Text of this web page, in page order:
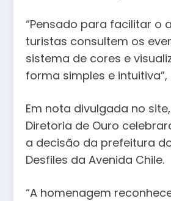
“Pensado para facilitar o
turistas consultem os
sistema de cores e
forma simples e intuitiva”,
Em nota divulgada no
Diretoria de Ouro
a decisão da prefeitura
Desfiles da Avenida Chile.
“A homenagem